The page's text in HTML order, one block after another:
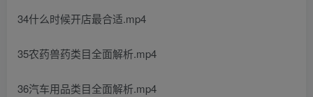
34什么时候开店最合适.mp4
35农药兽药类目全面解析.mp4
36汽车用品类目全面解析.mp4